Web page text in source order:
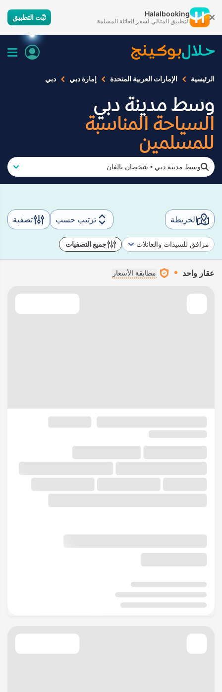
Halalbooking
التطبيق المثالي لسفر العائلة المسلمة ثبّت التطبيق
الرئيسية الإمارات العربية المتحدة إمارة دبي دبي
وسط مدينة دبي
السياحة المناسبة
للمسلمين
وسط مدينة دبي • شخصان بالغان
الخريطة ترتيب حسب تصفية
مرافق للسيدات والعائلات جميع التصفيات
عقار واحد مطابقة الأسعار